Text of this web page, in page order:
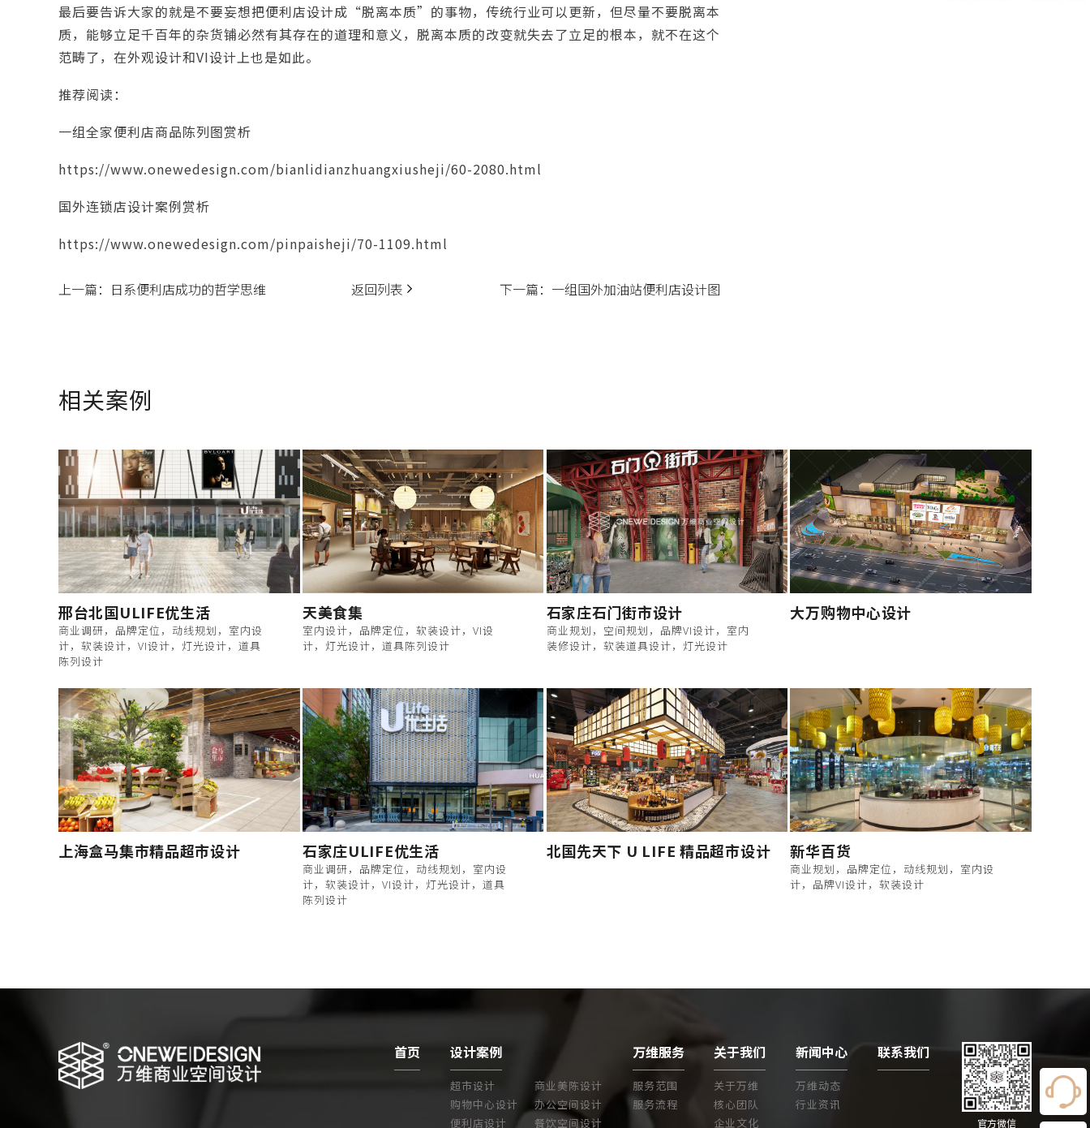
最后要告诉大家的就是不要妄想把便利店设计成“脱离本质”的事物，传统行业可以更新，但尽量不要脱离本
质，能够立足千百年的杂货铺必然有其存在的道理和意义，脱离本质的改变就失去了立足的根本，就不在这个
范畴了，在外观设计和VI设计上也是如此。
推荐阅读：
一组全家便利店商品陈列图赏析
https://www.onewedesign.com/bianlidianzhuangxiusheji/60-2080.html
国外连锁店设计案例赏析
https://www.onewedesign.com/pinpaisheji/70-1109.html
上一篇： 日系便利店成功的哲学思维 返回列表 下一篇： 一组国外加油站便利店设计图
相关案例
邢台北国ULIFE优生活
商业调研，品牌定位，动线规划，室内设
计，软装设计，VI设计，灯光设计，道具
陈列设计
天美食集
室内设计，品牌定位，软装设计，VI设
计，灯光设计，道具陈列设计
石家庄石门街市设计
商业规划，空间规划，品牌VI设计，室内
装修设计，软装道具设计，灯光设计
大万购物中心设计
上海盒马集市精品超市设计 石家庄ULIFE优生活
商业调研，品牌定位，动线规划，室内设
计，软装设计，VI设计，灯光设计，道具
陈列设计
北国先天下 U LIFE 精品超市设计 新华百货
商业规划，品牌定位，动线规划，室内设
计，品牌VI设计，软装设计
首页 设计案例
超市设计
购物中心设计
便利店设计
商业美陈设计
办公空间设计
餐饮空间设计
万维服务
服务范围
服务流程
关于我们
关于万维
核心团队
企业文化
新闻中心
万维动态
行业资讯
联系我们
官方微信